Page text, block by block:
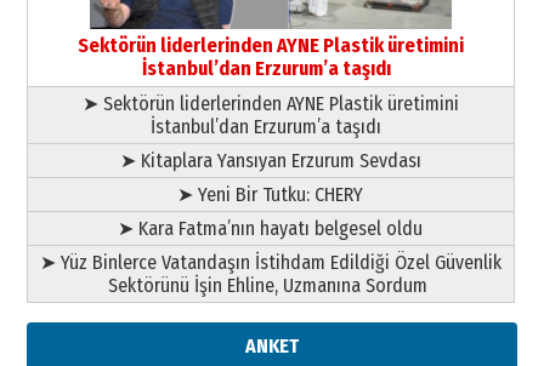
Bir fotoğraf, bir şehir, bir
gazeteci… Dizginler kimin
elinde?
A. Berhan Yılmaz
BİR BÖLÜM DEĞİL, BİR ÖMÜR
SEÇİYORSUNUZ… “NEDEN
ATATÜRK ÜNİVERSİTESİ?”
28 Temmuz 2026 Salı
Ahmet Gökhan YAZICI
Ahmed Yesevi’den bir Alperen…
”Reisimiz” idi… Hakka yürüdü.!
26 Mart 2026 Perşembe
Sektörün liderlerinden AYNE Plastik üretimini
İstanbul’dan Erzurum’a taşıdı
➤ Sektörün liderlerinden AYNE Plastik üretimini
İstanbul’dan Erzurum’a taşıdı
➤ Kitaplara Yansıyan Erzurum Sevdası
➤ Yeni Bir Tutku: CHERY
➤ Kara Fatma’nın hayatı belgesel oldu
➤ Yüz Binlerce Vatandaşın İstihdam Edildiği Özel Güvenlik
Sektörünü İşin Ehline, Uzmanına Sordum
ANKET